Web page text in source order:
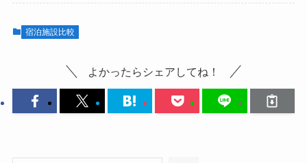
宿泊施設比較
よかったらシェアしてね！